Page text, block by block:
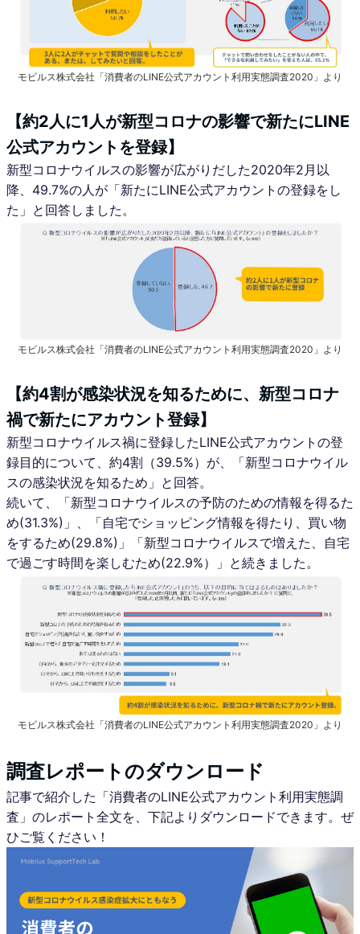
モビルス株式会社「消費者のLINE公式アカウント利用実態調査2020」より
【約2人に1人が新型コロナの影響で新たにLINE
公式アカウントを登録】
新型コロナウイルスの影響が広がりだした2020年2月以
降、49.7%の人が「新たにLINE公式アカウントの登録をし
た」と回答しました。
モビルス株式会社「消費者のLINE公式アカウント利用実態調査2020」より
【約4割が感染状況を知るために、新型コロナ
禍で新たにアカウント登録】
新型コロナウイルス禍に登録したLINE公式アカウントの登
録目的について、約4割（39.5%）が、「新型コロナウイル
スの感染状況を知るため」と回答。
続いて、「新型コロナウイルスの予防のための情報を得るた
め(31.3%)」、「自宅でショッピング情報を得たり、買い物
をするため(29.8%)」「新型コロナウイルスで増えた、自宅
で過ごす時間を楽しむため(22.9%）」と続きました。
モビルス株式会社「消費者のLINE公式アカウント利用実態調査2020」より
調査レポートのダウンロード
記事で紹介した「消費者のLINE公式アカウント利用実態調
査」のレポート全文を、下記よりダウンロードできます。ぜ
ひご覧ください！